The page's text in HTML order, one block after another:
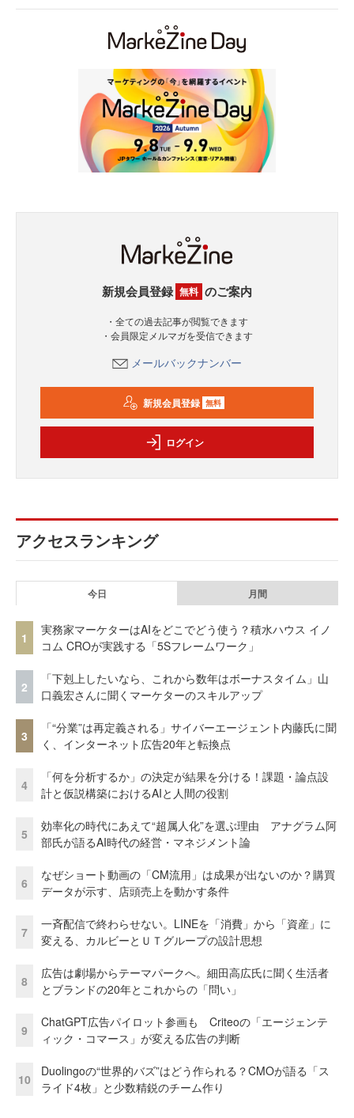
新規会員登録 無料 のご案内
・全ての過去記事が閲覧できます
・会員限定メルマガを受信できます
メールバックナンバー
新規会員登録 無料
ログイン
アクセスランキング
今日 月間
1
実務家マーケターはAIをどこでどう使う？積水ハウス イノ
コム CROが実践する「5Sフレームワーク」
2
「下剋上したいなら、これから数年はボーナスタイム」山
口義宏さんに聞くマーケターのスキルアップ
3
「“分業”は再定義される」サイバーエージェント内藤氏に聞
く、インターネット広告20年と転換点
4
「何を分析するか」の決定が結果を分ける！課題・論点設
計と仮説構築におけるAIと人間の役割
5
効率化の時代にあえて“超属人化”を選ぶ理由 アナグラム阿
部氏が語るAI時代の経営・マネジメント論
6
なぜショート動画の「CM流用」は成果が出ないのか？購買
データが示す、店頭売上を動かす条件
7
一斉配信で終わらせない。LINEを「消費」から「資産」に
変える、カルビーとＵＴグループの設計思想
8
広告は劇場からテーマパークへ。細田高広氏に聞く生活者
とブランドの20年とこれからの「問い」
9
ChatGPT広告パイロット参画も Criteoの「エージェンテ
ィック・コマース」が変える広告の判断
10
Duolingoの“世界的バズ”はどう作られる？CMOが語る「ス
ライド4枚」と少数精鋭のチーム作り